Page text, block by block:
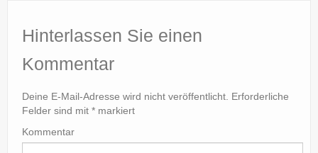
Hinterlassen Sie einen
Kommentar
Deine E-Mail-Adresse wird nicht veröffentlicht. Erforderliche
Felder sind mit * markiert
Kommentar